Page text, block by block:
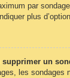
par
plus
un
les sondages